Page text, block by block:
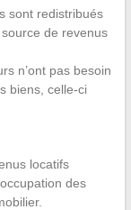
sont redistribués
de revenus
n’ont pas besoin
biens, celle-ci
locatifs
des